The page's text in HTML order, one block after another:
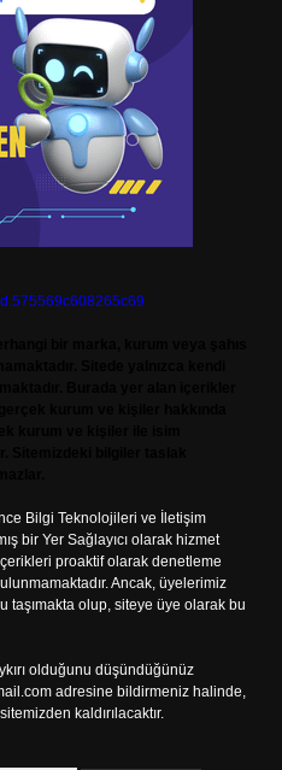
Bilgi Teknolojileri ve İletişim
bir Yer Sağlayıcı olarak hizmet
proaktif olarak denetleme
Ancak, üyelerimiz
taşımakta olup, siteye üye olarak bu
olduğunu düşündüğünüz
adresine bildirmeniz halinde,
kaldırılacaktır.